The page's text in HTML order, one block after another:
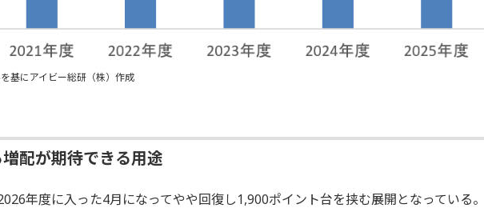
基にアイビー総研（株）作成
配が期待できる用途
年度に入った4月になってやや回復し1,900ポイント台を挟む展開となっている。